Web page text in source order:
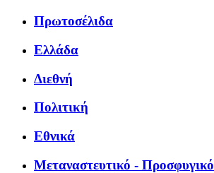
Πρωτοσέλιδα
Ελλάδα
Διεθνή
Πολιτική
Εθνικά
Μεταναστευτικό - Προσφυγικό